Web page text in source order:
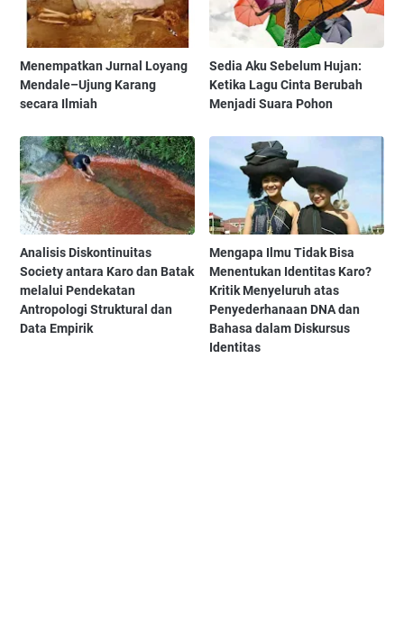
Menempatkan Jurnal Loyang
Mendale–Ujung Karang
secara Ilmiah
Sedia Aku Sebelum Hujan:
Ketika Lagu Cinta Berubah
Menjadi Suara Pohon
Analisis Diskontinuitas
Society antara Karo dan Batak
melalui Pendekatan
Antropologi Struktural dan
Data Empirik
Mengapa Ilmu Tidak Bisa
Menentukan Identitas Karo?
Kritik Menyeluruh atas
Penyederhanaan DNA dan
Bahasa dalam Diskursus
Identitas